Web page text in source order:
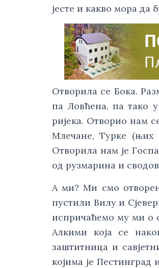
јесте и какво мора да
Отворила се Бока.
па Ловћена, па тако
ријека. Отворио нам
Млечане, Турке (њих
Отворила нам је
од рузмарина и
А ми? Ми смо
пустили Вилу и
испричаћемо му ми о
Алкими која се
заштитница и
којима је